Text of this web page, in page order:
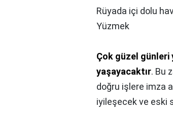
Rüyada içi dolu
Yüzmek
Çok güzel
yaşayacaktır. Bu
doğru işlere imza
iyileşecek ve eski